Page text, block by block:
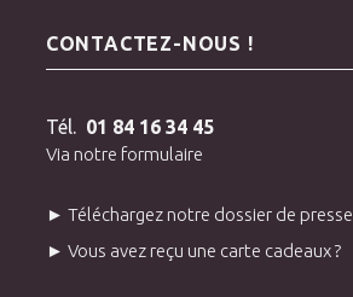
CONTACTEZ-NOUS !
Tél. 01 84 16 34 45
Via notre formulaire
► Téléchargez notre dossier de presse
► Vous avez reçu une carte cadeaux ?